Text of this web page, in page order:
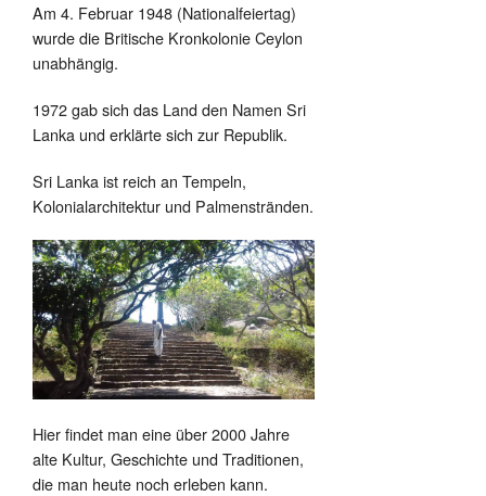
Am 4. Februar 1948 (Nationalfeiertag)
wurde die Britische Kronkolonie Ceylon
unabhängig.
1972 gab sich das Land den Namen Sri
Lanka und erklärte sich zur Republik.
Sri Lanka ist reich an Tempeln,
Kolonialarchitektur und Palmenstränden.
Hier findet man eine über 2000 Jahre
alte Kultur, Geschichte und Traditionen,
die man heute noch erleben kann.